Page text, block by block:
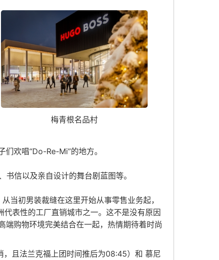
梅青根名品村
欢唱“Do-Re-Mi”的地方。
信以及亲自设计的舞台剧蓝图等。
初男装裁缝在这里开始从事零售业务起，
表性的工厂直销城市之一。这不是没有原因
端购物环境完美结合在一起，热情期待着时尚
且法兰克福上团时间推后为08:45）和 慕尼